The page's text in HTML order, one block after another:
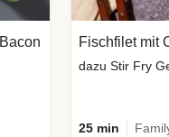
Fischfilet mit
dazu Stir Fry
25 min